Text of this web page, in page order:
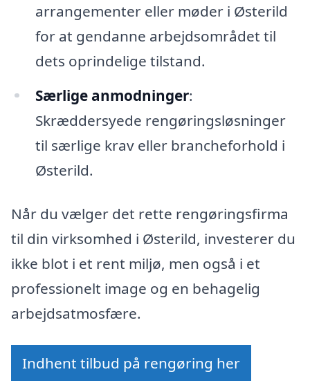
arrangementer eller møder i Østerild
for at gendanne arbejdsområdet til
dets oprindelige tilstand.
Særlige anmodninger:
Skræddersyede rengøringsløsninger
til særlige krav eller brancheforhold i
Østerild.
Når du vælger det rette rengøringsfirma
til din virksomhed i Østerild, investerer du
ikke blot i et rent miljø, men også i et
professionelt image og en behagelig
arbejdsatmosfære.
Indhent tilbud på rengøring her